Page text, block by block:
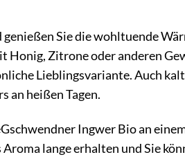
Sie die wohltuende
Honig, Zitrone oder anderen
Lieblingsvariante. Auch
an heißen Tagen.
Ingwer Bio an
lange erhalten und Sie